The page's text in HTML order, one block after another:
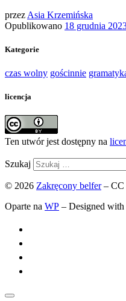
przez Asia Krzemińska
Opublikowano 18 grudnia
Kategorie
czas wolny gościnnie
licencja
Ten utwór jest dostępny na
Szukaj
© 2026 Zakręcony belfer– CC
Oparte na WP – Designed with